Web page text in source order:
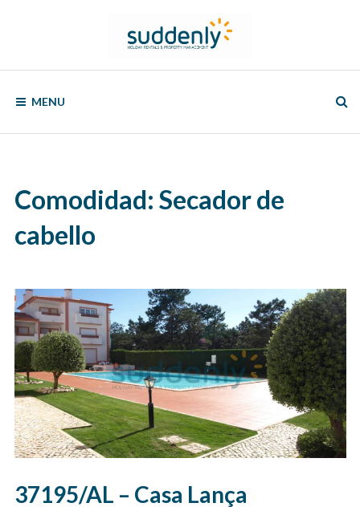
and
Management
MENU
Comodidad: Secador de
cabello
37195/AL – Casa Lança